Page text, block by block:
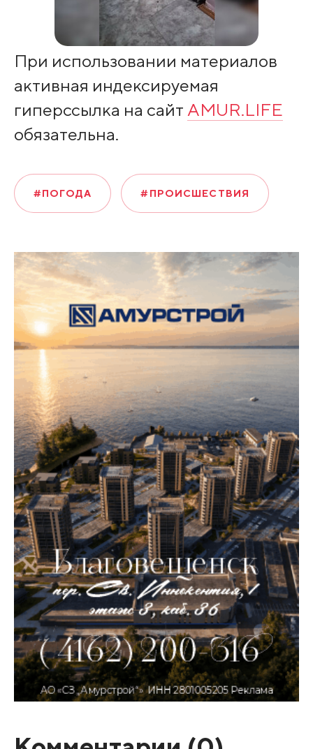
При использовании материалов
активная индексируемая
гиперссылка на сайт AMUR.LIFE
обязательна.
#ПОГОДА #ПРОИСШЕСТВИЯ